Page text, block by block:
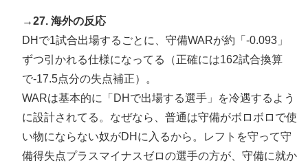
→27. 海外の反応
DHで1試合出場するごとに、守備WARが約「-0.093」
ずつ引かれる仕様になってる（正確には162試合換算
で-17.5点分の失点補正）。
WARは基本的に「DHで出場する選手」を冷遇するよう
に設計されてる。なぜなら、普通は守備がボロボロで使
い物にならない奴がDHに入るから。レフトを守って守
備得失点プラスマイナスゼロの選手の方が、守備に就か